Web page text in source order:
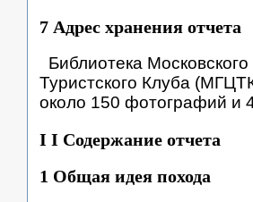
7 Адрес хранения отчета
Библиотека
Туристского Клуба
около 150 фотографий и
I I Содержание отчета
1 Общая идея похода